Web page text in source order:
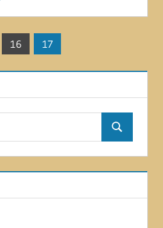
16 17
Suchen